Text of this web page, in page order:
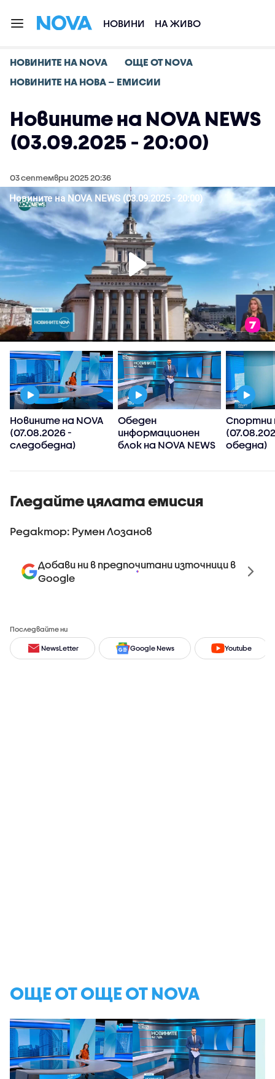
НОВИНИ НА ЖИВО
НОВИНИТЕ НА NOVA
ОЩЕ ОТ NOVA
НОВИНИТЕ НА НОВА – ЕМИСИИ
Новините на NOVA NEWS
(03.09.2025 - 20:00)
03 септември 2025 20:36
Новините на NOVA
(07.08.2026 -
следобедна)
Обеден
информационен
блок на NOVA NEWS
Спортни
обедна)
Гледайте цялата емисия
Редактор: Румен Лозанов
Добави ни в предпочитани източници в
Google
Последвайте ни
NewsLetter Google News Youtube
ОЩЕ ОТ ОЩЕ ОТ NOVA